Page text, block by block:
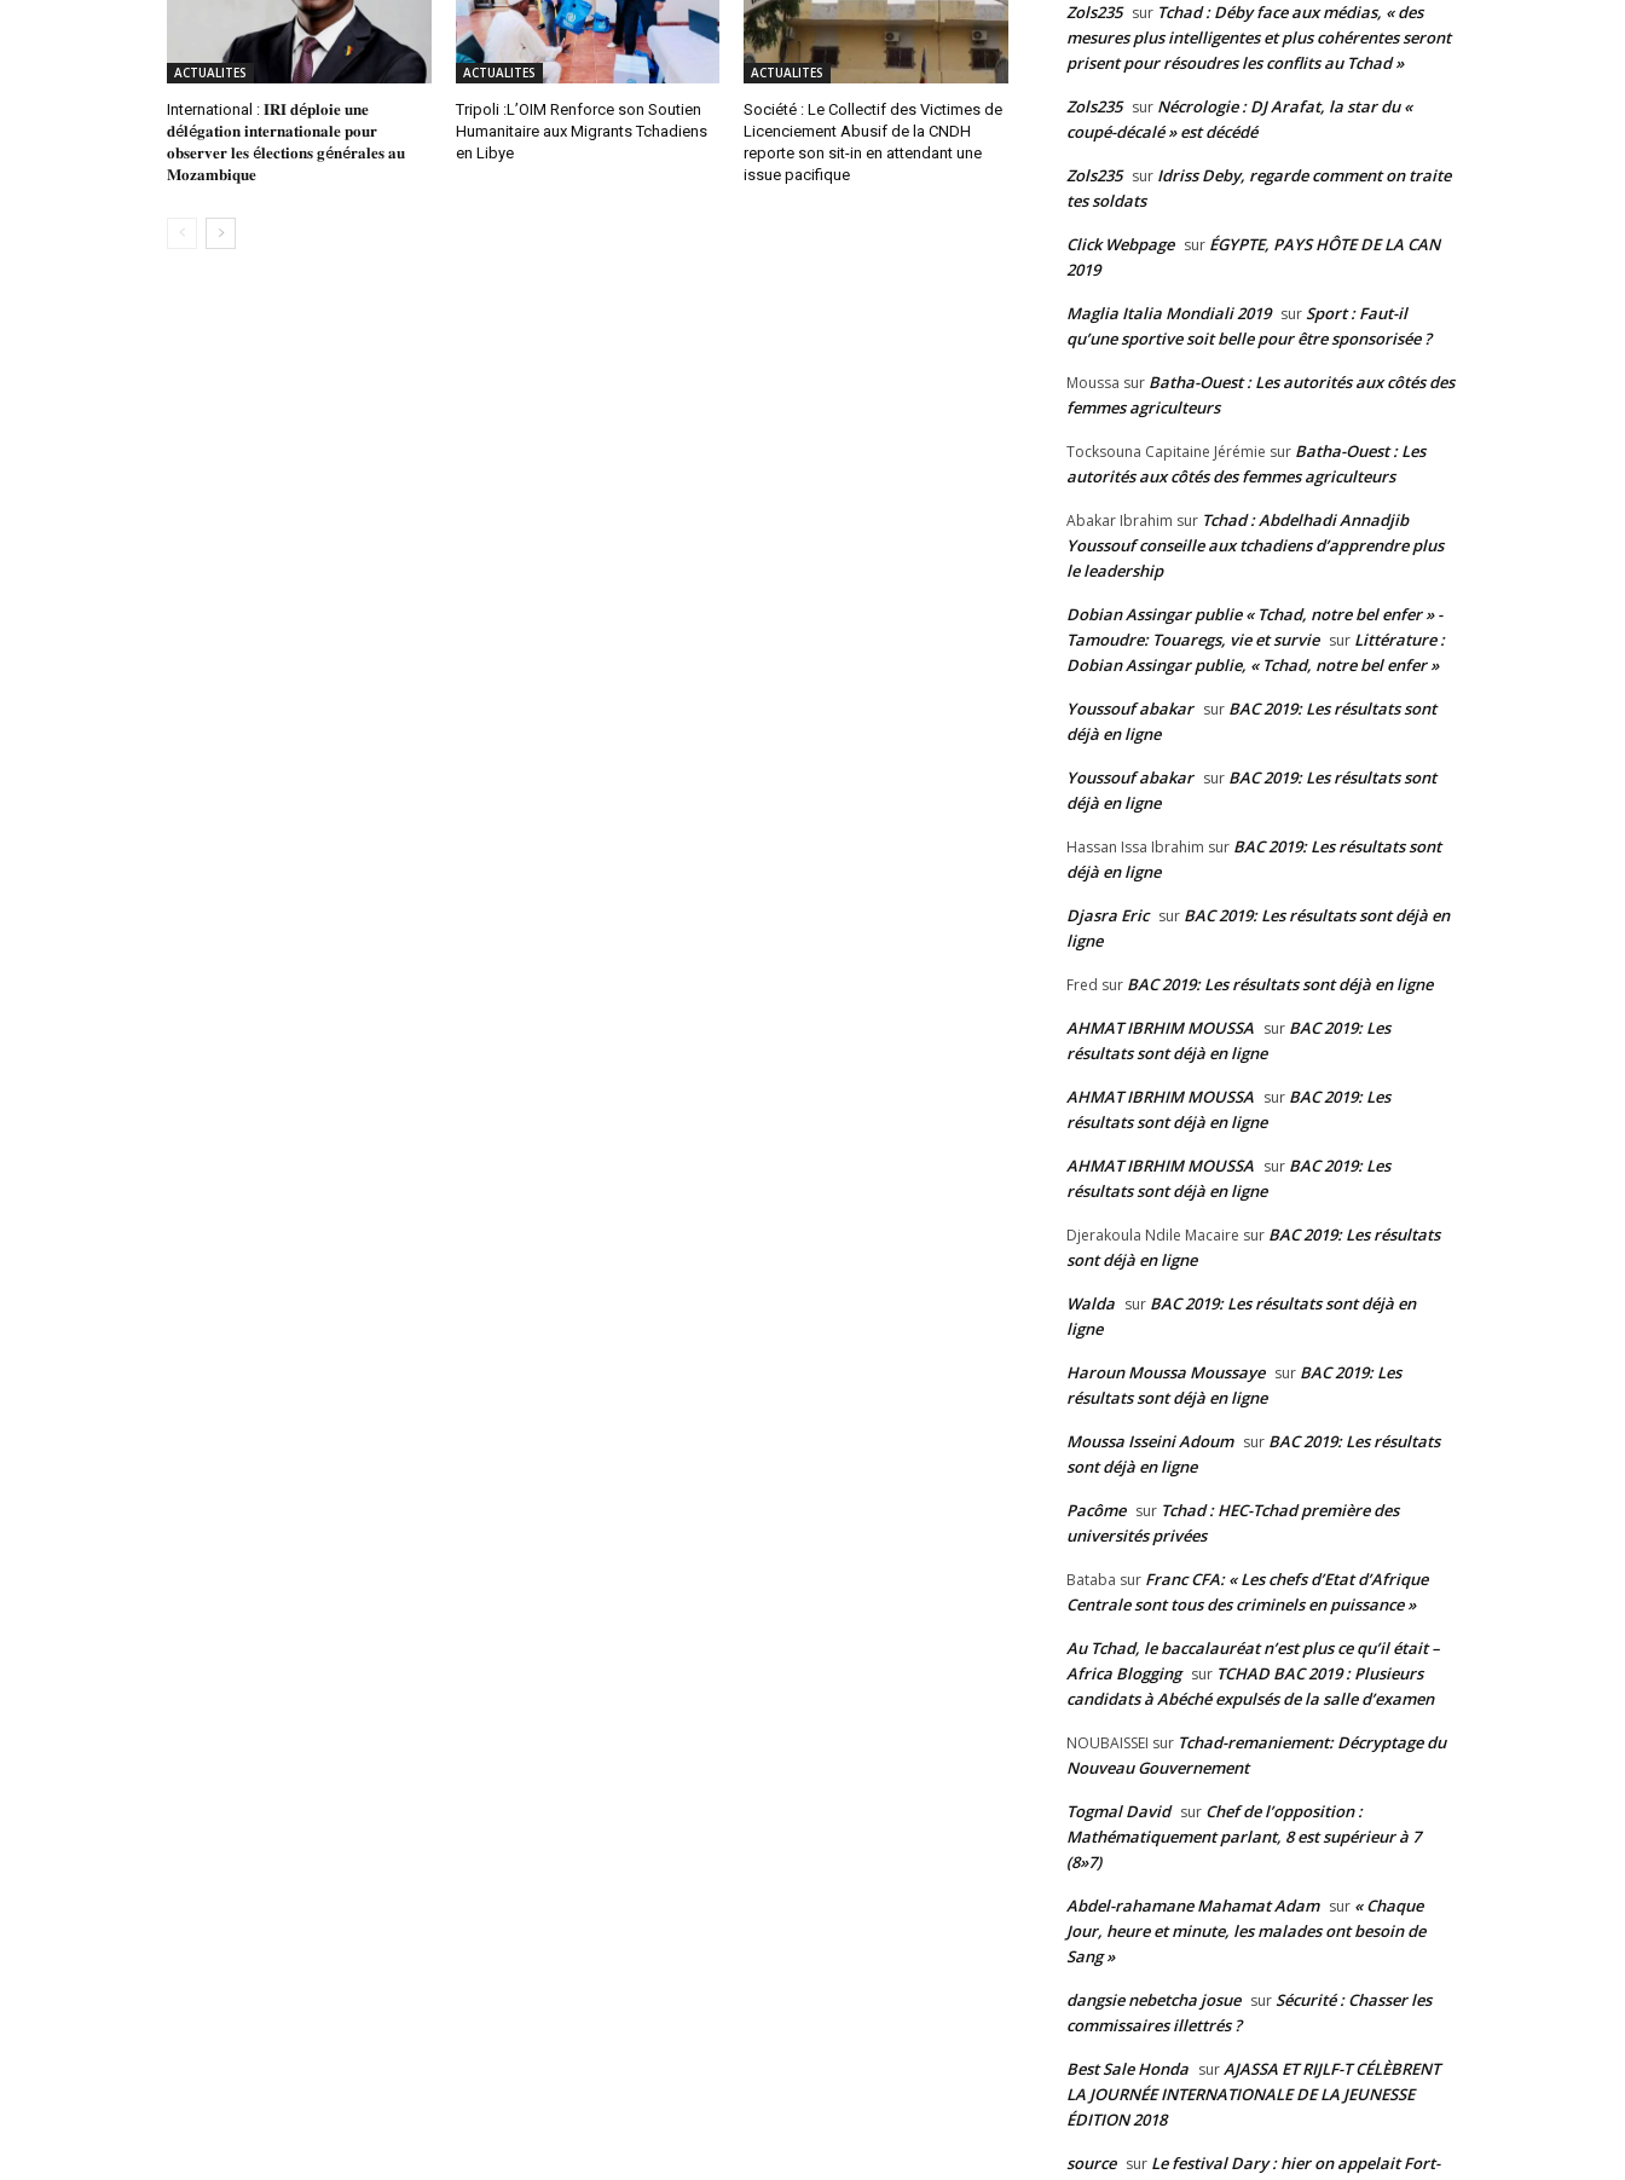
ACTUALITES
International : 𝐈𝐑𝐈 𝐝é𝐩𝐥𝐨𝐢𝐞 𝐮𝐧𝐞
𝐝é𝐥é𝐠𝐚𝐭𝐢𝐨𝐧 𝐢𝐧𝐭𝐞𝐫𝐧𝐚𝐭𝐢𝐨𝐧𝐚𝐥𝐞 𝐩𝐨𝐮𝐫
𝐨𝐛𝐬𝐞𝐫𝐯𝐞𝐫 𝐥𝐞𝐬 é𝐥𝐞𝐜𝐭𝐢𝐨𝐧𝐬 𝐠é𝐧é𝐫𝐚𝐥𝐞𝐬 𝐚𝐮
𝐌𝐨𝐳𝐚𝐦𝐛𝐢𝐪𝐮𝐞
ACTUALITES
Tripoli :L’OIM Renforce son Soutien
Humanitaire aux Migrants Tchadiens
en Libye
ACTUALITES
Société : Le Collectif des Victimes de
Licenciement Abusif de la CNDH
reporte son sit-in en attendant une
issue pacifique
Zols235 sur Tchad : Déby face aux médias, « des
mesures plus intelligentes et plus cohérentes seront
prisent pour résoudres les conflits au Tchad »
Zols235 sur Nécrologie : DJ Arafat, la star du «
coupé-décalé » est décédé
Zols235 sur Idriss Deby, regarde comment on traite
tes soldats
Click Webpage sur ÉGYPTE, PAYS HÔTE DE LA CAN
2019
Maglia Italia Mondiali 2019 surSport : Faut-il
qu’une sportive soit belle pour être sponsorisée ?
Moussa sur Batha-Ouest : Les autorités aux côtés des
femmes agriculteurs
Tocksouna Capitaine Jérémie sur Batha-Ouest : Les
autorités aux côtés des femmes agriculteurs
Abakar Ibrahim sur Tchad : Abdelhadi Annadjib
Youssouf conseille aux tchadiens d’apprendre plus
le leadership
Dobian Assingar publie « Tchad, notre bel enfer » -
Tamoudre: Touaregs, vie et survie sur Littérature :
Dobian Assingar publie, « Tchad, notre bel enfer »
Youssouf abakar sur BAC 2019: Les résultats sont
déjà en ligne
Youssouf abakar sur BAC 2019: Les résultats sont
déjà en ligne
Hassan Issa Ibrahim sur BAC 2019: Les résultats sont
déjà en ligne
Djasra Eric sur BAC 2019: Les résultats sont déjà en
ligne
Fred sur BAC 2019: Les résultats sont déjà en ligne
AHMAT IBRHIM MOUSSA sur BAC 2019: Les
résultats sont déjà en ligne
AHMAT IBRHIM MOUSSA sur BAC 2019: Les
résultats sont déjà en ligne
AHMAT IBRHIM MOUSSA sur BAC 2019: Les
résultats sont déjà en ligne
Djerakoula Ndile Macaire sur BAC 2019: Les résultats
sont déjà en ligne
Walda sur BAC 2019: Les résultats sont déjà en
ligne
Haroun Moussa Moussaye sur BAC 2019: Les
résultats sont déjà en ligne
Moussa Isseini Adoum sur BAC 2019: Les résultats
sont déjà en ligne
Pacôme sur Tchad : HEC-Tchad première des
universités privées
Bataba sur Franc CFA: « Les chefs d’Etat d’Afrique
Centrale sont tous des criminels en puissance »
Au Tchad, le baccalauréat n’est plus ce qu’il était –
Africa Blogging sur TCHAD BAC 2019 : Plusieurs
candidats à Abéché expulsés de la salle d’examen
NOUBAISSEI sur Tchad-remaniement: Décryptage du
Nouveau Gouvernement
Togmal David sur Chef de l’opposition :
Mathématiquement parlant, 8 est supérieur à 7
(8»7)
Abdel-rahamane Mahamat Adam sur « Chaque
Jour, heure et minute, les malades ont besoin de
Sang »
dangsie nebetcha josue surSécurité : Chasser les
commissaires illettrés ?
Best Sale Honda surAJASSA ET RIJLF-T CÉLÈBRENT
LA JOURNÉE INTERNATIONALE DE LA JEUNESSE
ÉDITION 2018
source sur Le festival Dary : hier on appelait Fort-